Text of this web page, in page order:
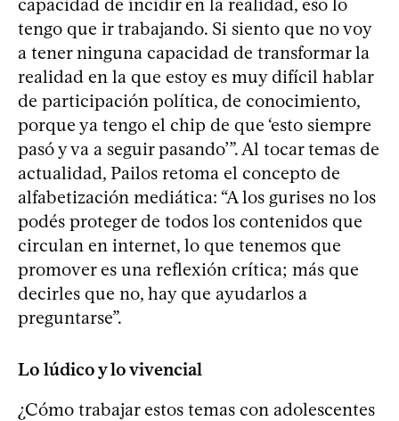
tengo que ir trabajando. Si siento que no voy
a tener ninguna capacidad de transformar la
realidad en la que estoy es muy difícil hablar
de participación política, de conocimiento,
porque ya tengo el chip de que ‘esto siempre
pasó y va a seguir pasando’”. Al tocar temas de
actualidad, Pailos retoma el concepto de
alfabetización mediática: “A los gurises no los
podés proteger de todos los contenidos que
circulan en internet, lo que tenemos que
promover es una reflexión crítica; más que
decirles que no, hay que ayudarlos a
preguntarse”.
Lo lúdico y lo vivencial
¿Cómo trabajar estos temas con adolescentes